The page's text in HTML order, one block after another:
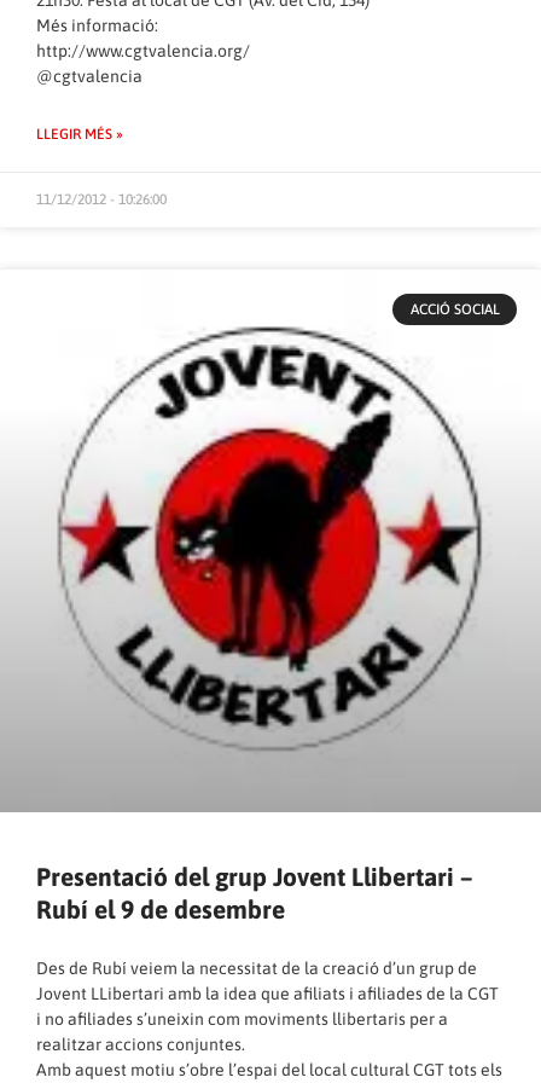
Més informació:
http://www.cgtvalencia.org/
@cgtvalencia
LLEGIR MÉS »
11/12/2012 - 10:26:00
ACCIÓ SOCIAL
Presentació del grup Jovent Llibertari –
Rubí el 9 de desembre
Des de Rubí veiem la necessitat de la creació d’un grup de
Jovent LLibertari amb la idea que afiliats i afiliades de la CGT
i no afiliades s’uneixin com moviments llibertaris per a
realitzar accions conjuntes.
Amb aquest motiu s’obre l’espai del local cultural CGT tots els